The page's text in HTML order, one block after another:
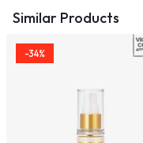
Similar Products
-34%